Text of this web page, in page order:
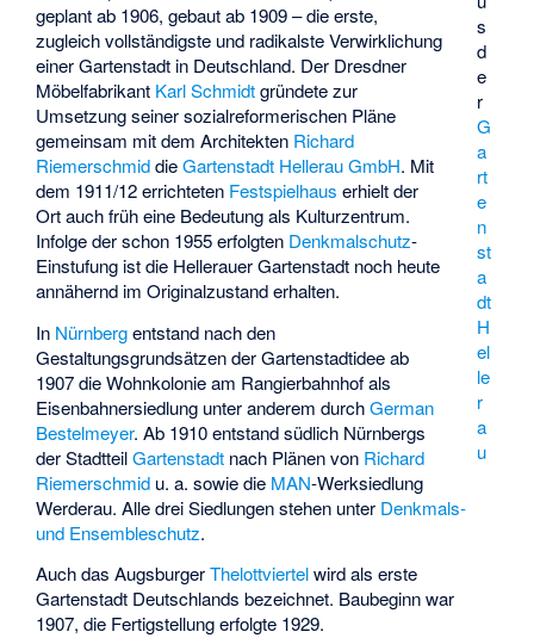
s
d
e
r
G
a
rt
e
n
st
a
dt
H
el
le
r
a
u
geplant ab 1906, gebaut ab 1909 – die erste,
zugleich vollständigste und radikalste Verwirklichung
einer Gartenstadt in Deutschland. Der Dresdner
Möbelfabrikant Karl Schmidtgründete zur
Umsetzung seiner sozialreformerischen Pläne
gemeinsam mit dem Architekten Richard
RiemerschmiddieGartenstadt Hellerau GmbH. Mit
dem 1911/12 errichteten Festspielhaus erhielt der
Ort auch früh eine Bedeutung als Kulturzentrum.
Infolge der schon 1955 erfolgten Denkmalschutz-
Einstufung ist die Hellerauer Gartenstadt noch heute
annähernd im Originalzustand erhalten.
In Nürnbergentstand nach den
Gestaltungsgrundsätzen der Gartenstadtidee ab
1907 dieWohnkolonie am Rangierbahnhofals
Eisenbahnersiedlung unter anderem durchGerman
Bestelmeyer. Ab 1910 entstand südlich Nürnbergs
der StadtteilGartenstadt nach Plänen von Richard
Riemerschmid u. a. sowie die MAN-Werksiedlung
Werderau. Alle drei Siedlungen stehen unter Denkmals-
und Ensembleschutz.
Auch das AugsburgerThelottviertelwird als erste
Gartenstadt Deutschlands bezeichnet. Baubeginn war
1907, die Fertigstellung erfolgte 1929.